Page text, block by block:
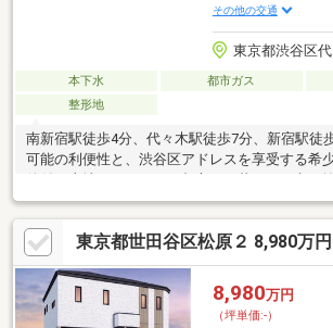
その他の交通
東京都渋谷区代
本下水 都市ガス
整形地
南新宿駅徒歩4分、代々木駅徒歩7分、新宿駅徒
可能の利便性と、渋谷区アドレスを享受する希
提案いたします。
東京都世田谷区松原２ 8,980万円
8,980万円
（坪単価:-）